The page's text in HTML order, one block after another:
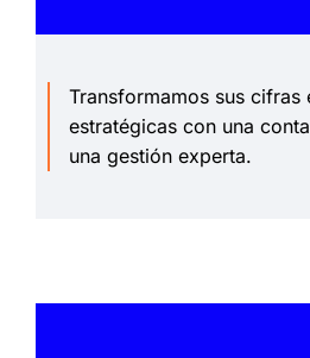
Transformamos sus cifras
estratégicas con una
una gestión experta.